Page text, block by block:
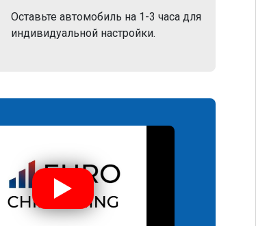
Оставьте автомобиль на 1-3 часа для
индивидуальной настройки.